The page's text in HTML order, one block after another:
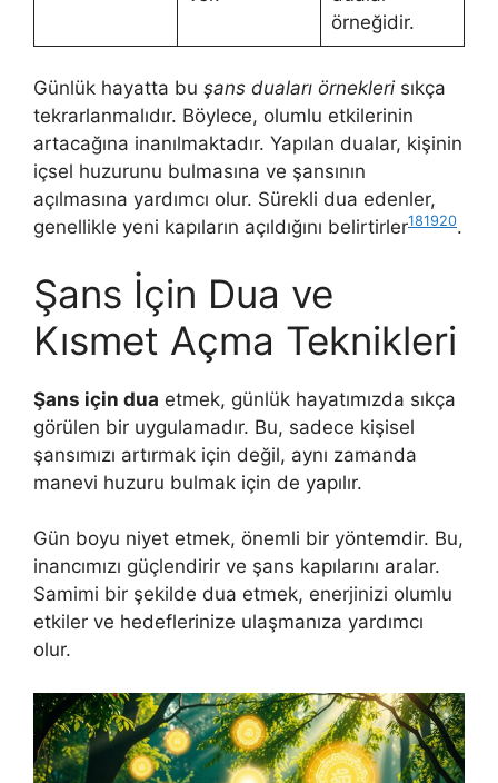
örneğidir.
Günlük hayatta bu şans duaları örnekleri sıkça
tekrarlanmalıdır. Böylece, olumlu etkilerinin
artacağına inanılmaktadır. Yapılan dualar, kişinin
içsel huzurunu bulmasına ve şansının
açılmasına yardımcı olur. Sürekli dua edenler,
genellikle yeni kapıların açıldığını belirtirler181920.
Şans İçin Dua ve
Kısmet Açma Teknikleri
Şans için dua etmek, günlük hayatımızda sıkça
görülen bir uygulamadır. Bu, sadece kişisel
şansımızı artırmak için değil, aynı zamanda
manevi huzuru bulmak için de yapılır.
Gün boyu niyet etmek, önemli bir yöntemdir. Bu,
inancımızı güçlendirir ve şans kapılarını aralar.
Samimi bir şekilde dua etmek, enerjinizi olumlu
etkiler ve hedeflerinize ulaşmanıza yardımcı
olur.